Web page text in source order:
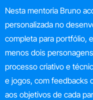
Nesta mentoria Bruno
personalizada no
completa para portfólio,
menos dois
processo criativo e
e jogos, com feedbacks
aos objetivos de cada